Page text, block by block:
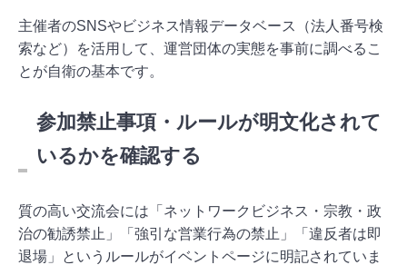
主催者のSNSやビジネス情報データベース（法人番号検
索など）を活用して、運営団体の実態を事前に調べるこ
とが自衛の基本です。
参加禁止事項・ルールが明文化されて
いるかを確認する
質の高い交流会には「ネットワークビジネス・宗教・政
治の勧誘禁止」「強引な営業行為の禁止」「違反者は即
退場」というルールがイベントページに明記されていま